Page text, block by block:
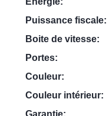
Puissance fiscale:
Boite de vitesse:
Portes:
Couleur:
Couleur intérieur:
Garantie: